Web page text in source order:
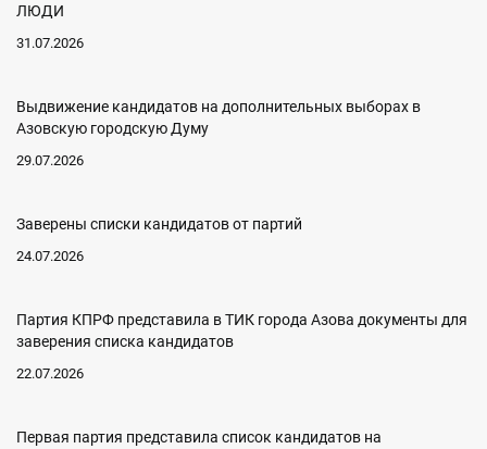
ЛЮДИ
31.07.2026
Выдвижение кандидатов на дополнительных выборах в
Азовскую городскую Думу
29.07.2026
Заверены списки кандидатов от партий
24.07.2026
Партия КПРФ представила в ТИК города Азова документы для
заверения списка кандидатов
22.07.2026
Первая партия представила список кандидатов на